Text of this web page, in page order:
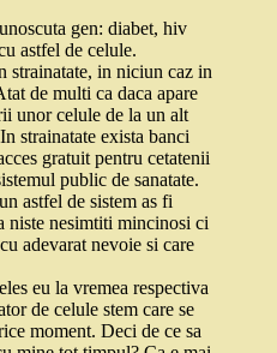
gen: diabet, hiv
astfel de celule.
strainatate, in niciun caz in
de multi ca daca apare
unor celule de la un alt
strainatate exista banci
gratuit pentru cetatenii
public de sanatate.
astfel de sistem as fi
niste nesimtiti mincinosi ci
adevarat nevoie si care
eu la vremea respectiva
de celule stem care se
moment. Deci de ce sa